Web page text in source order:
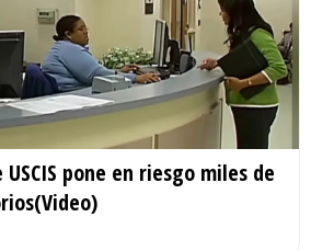
pone en riesgo miles de